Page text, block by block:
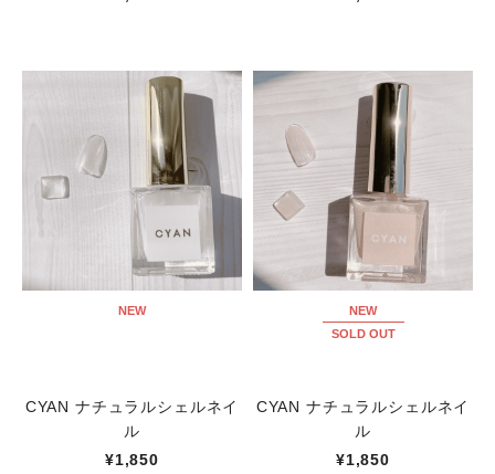
NEW
CYAN ナチュラルシェルネイ
ル
¥1,850
NEW
SOLD OUT
CYAN ナチュラルシェルネイ
ル
¥1,850